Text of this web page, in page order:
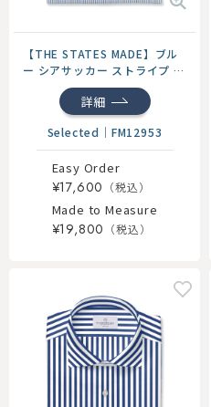
【THE STATES MADE】ブル
ー シアサッカー ストライプ ド
レスシャツ
詳細
Selected FM12953
Easy Order
¥17,600
Made to Measure
¥19,800